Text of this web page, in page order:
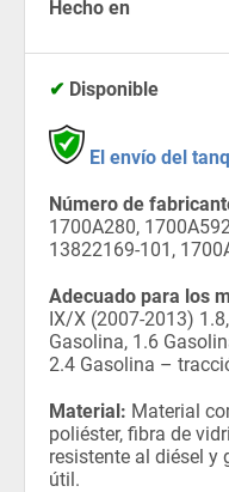
Hecho en
✔ Disponible
El envío del
Número de
1700A280,
13822169-101,
Adecuado para los
IX/X (2007-2013)
Gasolina, 1.6
2.4 Gasolina –
Material: Material
poliéster, fibra de
resistente al diésel y
útil.